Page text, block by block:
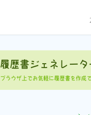
履歴書ジェネレータ
ブラウザ上でお気軽に履歴書を作成で